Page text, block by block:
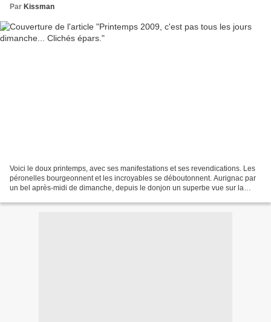
Par Kissman
Voici le doux printemps, avec ses manifestations et ses revendications. Les
péronelles bourgeonnent et les incroyables se déboutonnent. Aurignac par
un bel après-midi de dimanche, depuis le donjon un superbe vue sur la